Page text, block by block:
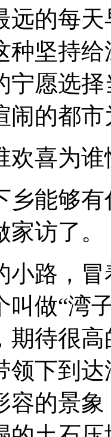
远的每
种坚持
宁愿选
闹的都
欢喜为谁
乡能够
访了。
小路，
叫做“湾
期待很
领下到
容的景